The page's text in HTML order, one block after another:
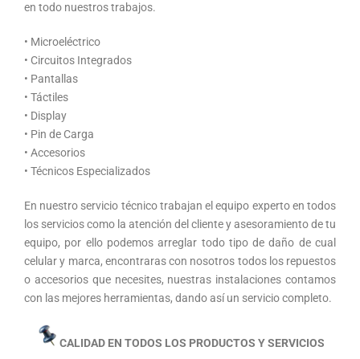
en todo nuestros trabajos.
• Microeléctrico
• Circuitos Integrados
• Pantallas
• Táctiles
• Display
• Pin de Carga
• Accesorios
• Técnicos Especializados
En nuestro servicio técnico trabajan el equipo experto en todos
los servicios como la atención del cliente y asesoramiento de tu
equipo, por ello podemos arreglar todo tipo de daño de cual
celular y marca, encontraras con nosotros todos los repuestos
o accesorios que necesites, nuestras instalaciones contamos
con las mejores herramientas, dando así un servicio completo.
CALIDAD EN TODOS LOS PRODUCTOS Y SERVICIOS